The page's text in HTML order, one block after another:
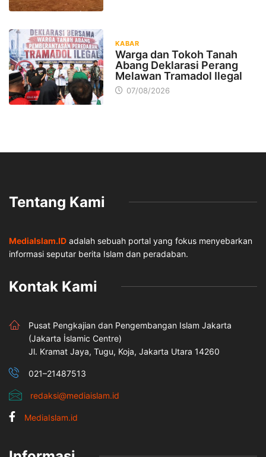
KABAR
Warga dan Tokoh Tanah
Abang Deklarasi Perang
Melawan Tramadol Ilegal
07/08/2026
Tentang Kami
MediaIslam.ID adalah sebuah portal yang fokus menyebarkan
informasi seputar berita Islam dan peradaban.
Kontak Kami
Pusat Pengkajian dan Pengembangan Islam Jakarta
(Jakarta İslamic Centre)
Jl. Kramat Jaya, Tugu, Koja, Jakarta Utara 14260
021–21487513
redaksi@mediaislam.id
MediaIslam.id